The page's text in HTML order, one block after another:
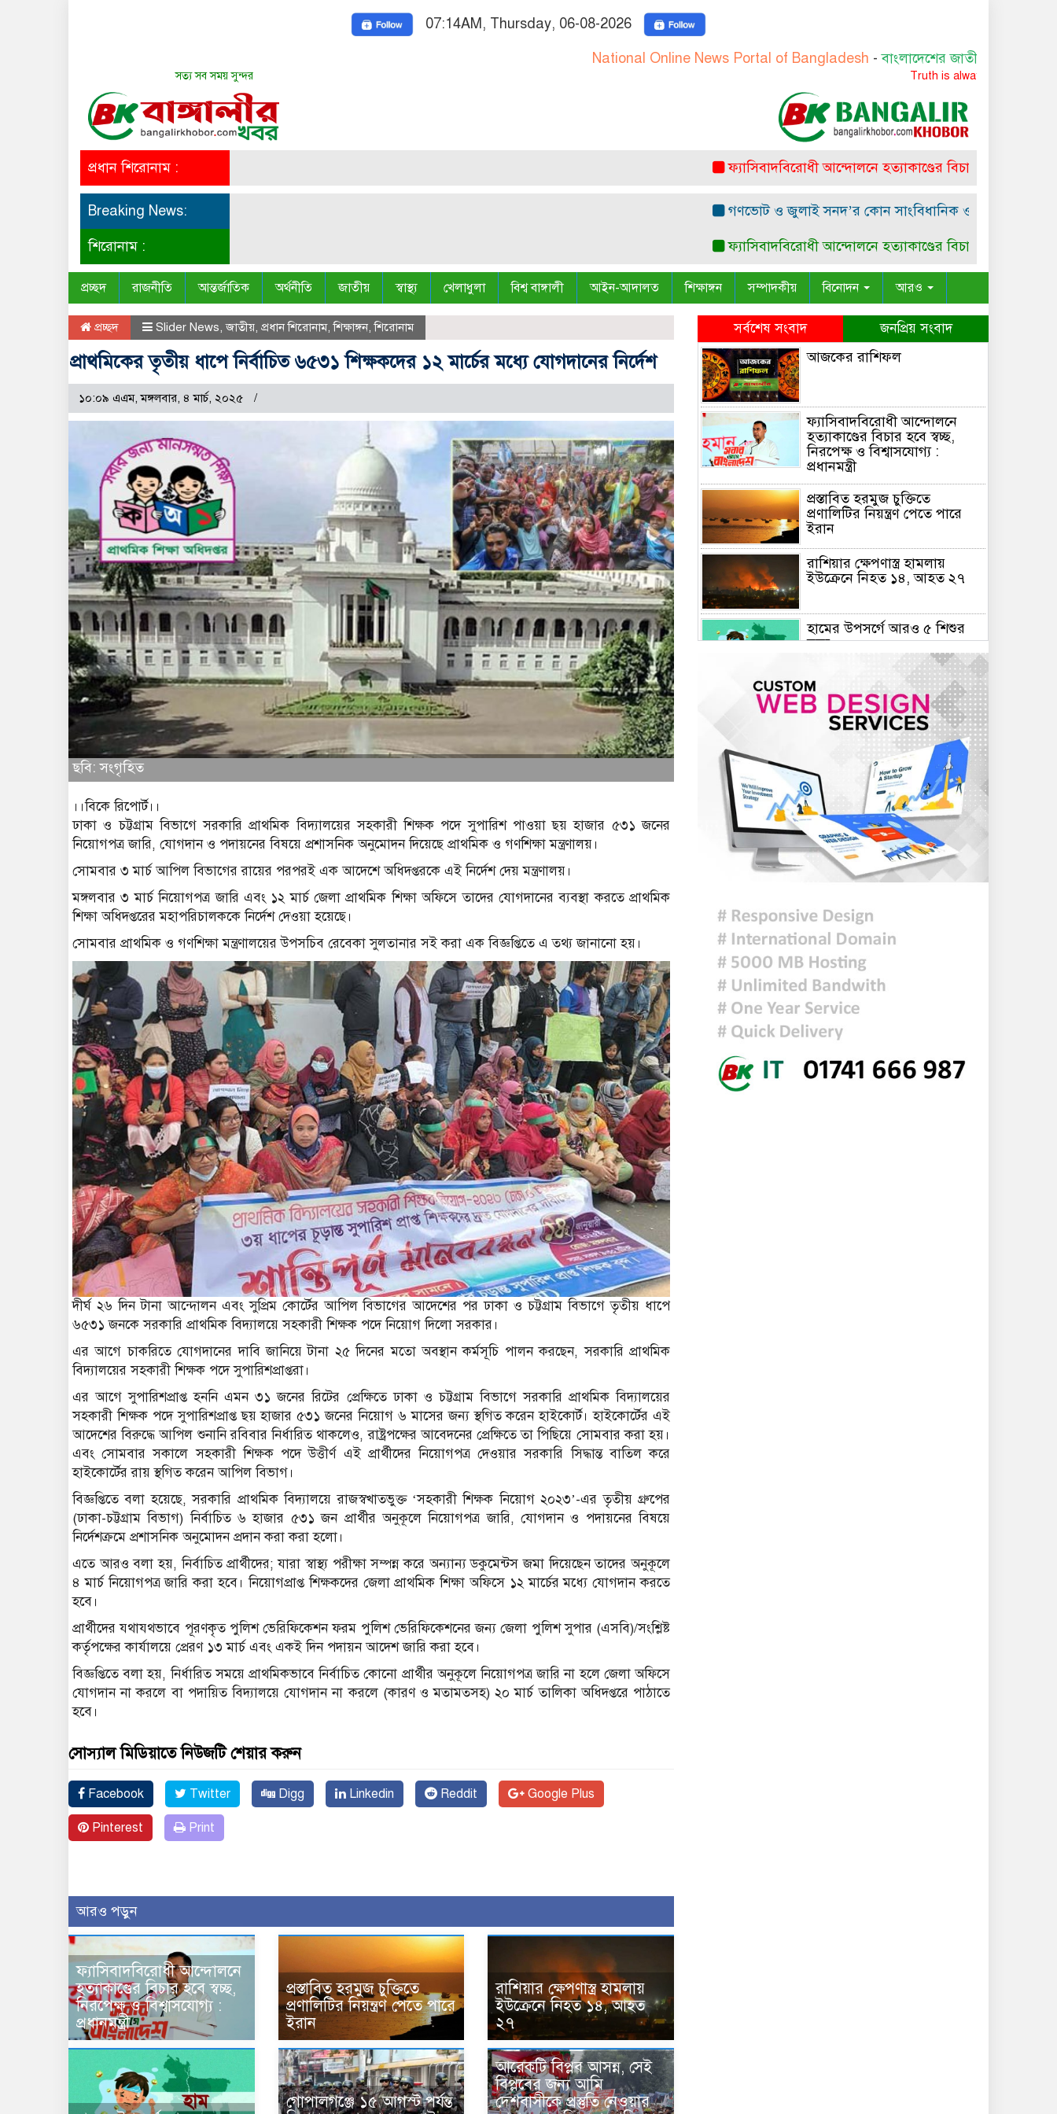
07:14AM, Thursday, 06-08-2026
National Online News Portal of Bangladesh-বাংলাদেশের জাতীয় অনলাইন নিউজ পোর্টাল
সত্য সব সময় সুন্দর Truth is always beautiful
প্রধান শিরোনাম : ফ্যাসিবাদবিরোধী আন্দোলনে হত্যাকাণ্ডের বিচার হবে স্বচ্ছ, নিরপেক্ষ ও
Breaking News: গণভোট ও জুলাই সনদ’র কোন সাংবিধানিক ও আইনগত ভিত্তি নেই:
শিরোনাম : ফ্যাসিবাদবিরোধী আন্দোলনে হত্যাকাণ্ডের বিচার হবে স্বচ্ছ, নিরপেক্ষ ও
প্রচ্ছদ রাজনীতি আন্তর্জাতিক অর্থনীতি জাতীয় স্বাস্থ্য খেলাধুলা বিশ্ব বাঙ্গালী আইন-আদালত শিক্ষাঙ্গন সম্পাদকীয় বিনোদন আরও
প্রচ্ছদ Slider News,জাতীয়, প্রধান শিরোনাম,শিক্ষাঙ্গন,শিরোনাম
প্রাথমিকের তৃতীয় ধাপে নির্বাচিত ৬৫৩১ শিক্ষকদের ১২ মার্চের মধ্যে যোগদানের নির্দেশ
১০:০৯ এএম, মঙ্গলবার, ৪ মার্চ, ২০২৫
ছবি: সংগৃহিত
।।বিকে রিপোর্ট।।
ঢাকা ও চট্টগ্রাম বিভাগে সরকারি প্রাথমিক বিদ্যালয়ের সহকারী শিক্ষক পদে সুপারিশ পাওয়া ছয় হাজার ৫৩১ জনের
নিয়োগপত্র জারি, যোগদান ও পদায়নের বিষয়ে প্রশাসনিক অনুমোদন দিয়েছে প্রাথমিক ও গণশিক্ষা মন্ত্রণালয়।
সোমবার ৩ মার্চ আপিল বিভাগের রায়ের পরপরই এক আদেশে অধিদপ্তরকে এই নির্দেশ দেয় মন্ত্রণালয়।
মঙ্গলবার ৩ মার্চ নিয়োগপত্র জারি এবং ১২ মার্চ জেলা প্রাথমিক শিক্ষা অফিসে তাদের যোগদানের ব্যবস্থা করতে প্রাথমিক
শিক্ষা অধিদপ্তরের মহাপরিচালককে নির্দেশ দেওয়া হয়েছে।
সোমবার প্রাথমিক ও গণশিক্ষা মন্ত্রণালয়ের উপসচিব রেবেকা সুলতানার সই করা এক বিজ্ঞপ্তিতে এ তথ্য জানানো হয়।
দীর্ঘ ২৬ দিন টানা আন্দোলন এবং সুপ্রিম কোর্টের আপিল বিভাগের আদেশের পর ঢাকা ও চট্টগ্রাম বিভাগে তৃতীয় ধাপে
৬৫৩১ জনকে সরকারি প্রাথমিক বিদ্যালয়ে সহকারী শিক্ষক পদে নিয়োগ দিলো সরকার।
এর আগে চাকরিতে যোগদানের দাবি জানিয়ে টানা ২৫ দিনের মতো অবস্থান কর্মসূচি পালন করছেন, সরকারি প্রাথমিক
বিদ্যালয়ের সহকারী শিক্ষক পদে সুপারিশপ্রাপ্তরা।
এর আগে সুপারিশপ্রাপ্ত হননি এমন ৩১ জনের রিটের প্রেক্ষিতে ঢাকা ও চট্টগ্রাম বিভাগে সরকারি প্রাথমিক বিদ্যালয়ের
সহকারী শিক্ষক পদে সুপারিশপ্রাপ্ত ছয় হাজার ৫৩১ জনের নিয়োগ ৬ মাসের জন্য স্থগিত করেন হাইকোর্ট। হাইকোর্টের এই
আদেশের বিরুদ্ধে আপিল শুনানি রবিবার নির্ধারিত থাকলেও, রাষ্ট্রপক্ষের আবেদনের প্রেক্ষিতে তা পিছিয়ে সোমবার করা হয়।
এবং সোমবার সকালে সহকারী শিক্ষক পদে উত্তীর্ণ এই প্রার্থীদের নিয়োগপত্র দেওয়ার সরকারি সিদ্ধান্ত বাতিল করে
হাইকোর্টের রায় স্থগিত করেন আপিল বিভাগ।
বিজ্ঞপ্তিতে বলা হয়েছে, সরকারি প্রাথমিক বিদ্যালয়ে রাজস্বখাতভুক্ত ‘সহকারী শিক্ষক নিয়োগ ২০২৩’-এর তৃতীয় গ্রুপের
(ঢাকা-চট্টগ্রাম বিভাগ) নির্বাচিত ৬ হাজার ৫৩১ জন প্রার্থীর অনুকূলে নিয়োগপত্র জারি, যোগদান ও পদায়নের বিষয়ে
নির্দেশক্রমে প্রশাসনিক অনুমোদন প্রদান করা করা হলো।
এতে আরও বলা হয়, নির্বাচিত প্রার্থীদের; যারা স্বাস্থ্য পরীক্ষা সম্পন্ন করে অন্যান্য ডকুমেন্টস জমা দিয়েছেন তাদের অনুকূলে
৪ মার্চ নিয়োগপত্র জারি করা হবে। নিয়োগপ্রাপ্ত শিক্ষকদের জেলা প্রাথমিক শিক্ষা অফিসে ১২ মার্চের মধ্যে যোগদান করতে
হবে।
প্রার্থীদের যথাযথভাবে পূরণকৃত পুলিশ ভেরিফিকেশন ফরম পুলিশ ভেরিফিকেশনের জন্য জেলা পুলিশ সুপার (এসবি)/সংশ্লিষ্ট
কর্তৃপক্ষের কার্যালয়ে প্রেরণ ১৩ মার্চ এবং একই দিন পদায়ন আদেশ জারি করা হবে।
বিজ্ঞপ্তিতে বলা হয়, নির্ধারিত সময়ে প্রাথমিকভাবে নির্বাচিত কোনো প্রার্থীর অনুকূলে নিয়োগপত্র জারি না হলে জেলা অফিসে
যোগদান না করলে বা পদায়িত বিদ্যালয়ে যোগদান না করলে (কারণ ও মতামতসহ) ২০ মার্চ তালিকা অধিদপ্তরে পাঠাতে
হবে।
সোস্যাল মিডিয়াতে নিউজটি শেয়ার করুন
Facebook Twitter Digg Linkedin Reddit Google Plus
Pinterest Print
আরও পড়ুন
ফ্যাসিবাদবিরোধী আন্দোলনে
হত্যাকাণ্ডের বিচার হবে স্বচ্ছ,
নিরপেক্ষ ও বিশ্বাসযোগ্য :
প্রধানমন্ত্রী
প্রস্তাবিত হরমুজ চুক্তিতে
প্রণালিটির নিয়ন্ত্রণ পেতে পারে
ইরান
রাশিয়ার ক্ষেপণাস্ত্র হামলায়
ইউক্রেনে নিহত ১৪, আহত
২৭
গোপালগঞ্জে ১৫ আগস্ট পর্যন্ত
আরেকটি বিপ্লব আসন্ন, সেই
বিপ্লবের জন্য আমি
দেশবাসীকে প্রস্তুতি নেওয়ার
সর্বশেষ সংবাদ জনপ্রিয় সংবাদ
আজকের রাশিফল
ফ্যাসিবাদবিরোধী আন্দোলনে
হত্যাকাণ্ডের বিচার হবে স্বচ্ছ,
নিরপেক্ষ ও বিশ্বাসযোগ্য :
প্রধানমন্ত্রী
প্রস্তাবিত হরমুজ চুক্তিতে
প্রণালিটির নিয়ন্ত্রণ পেতে পারে
ইরান
রাশিয়ার ক্ষেপণাস্ত্র হামলায়
ইউক্রেনে নিহত ১৪, আহত ২৭
হামের উপসর্গে আরও ৫ শিশুর
মৃত্যু
গোপালগঞ্জে ১৫ আগস্ট পর্যন্ত
নিরাপত্তা জোরদার, ৫ প্লাটুন
বিজিবি মোতায়েন
আরেকটি বিপ্লব আসন্ন, সেই
বিপ্লবের জন্য আমি দেশবাসীকে
প্রস্তুতি নেওয়ার আহ্বান জানাচ্ছি-
ডা. শফিকুর রহমান
জুলাই গণঅভ্যুত্থান দিবসে
রাজশাহীতে স্মৃতিস্তম্ভে শ্রদ্ধাঞ্জলি
উদ্বোধন করলেন প্রধানমন্ত্রী
শ্রীলঙ্কায় ভয়াবহ বন্যা ও ভূমিধস:
নিহত ৭, স্কুল বন্ধ ঘোষণা